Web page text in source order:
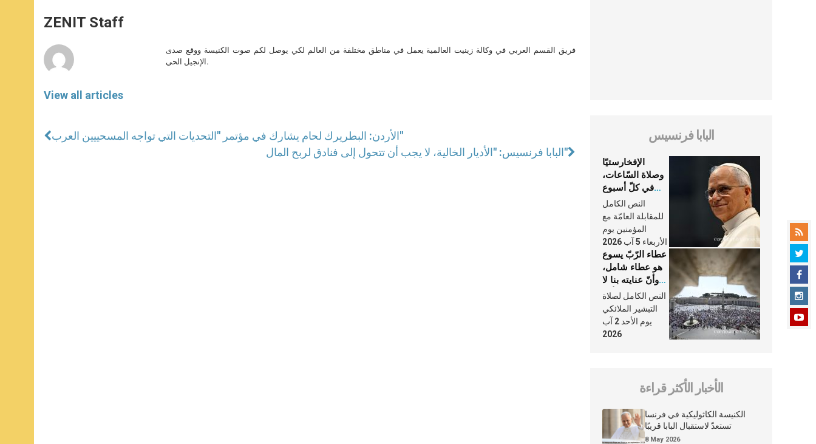
p
p
g
e
o
k
ZENIT Staff
View all articles
فريق القسم العربي في وكالة زينيت العالمية يعمل في مناطق مختلفة من العالم لكي يوصل لكم صوت الكنيسة ووقع صدى
الإنجيل الحي.
الأردن: البطريرك لحام يشارك في مؤتمر "التحديات التي تواجه المسحييين العرب"
البابا فرنسيس: "الأديار الخالية، لا يجب أن تتحول إلى فنادق لربح المال"
البابا فرنسيس
الإفخارستيّا
وصلاة السّاعات،
في كلّ أسبوع
وكلّ يوم، هما
النَّفَس في حياة
الكنيسة
النص الكامل
للمقابلة العامّة مع
المؤمنين يوم
الأربعاء 5 آب 2026
عطاء الرّبّ يسوع
هو عطاء شامل،
وأنّ عنايته بنا لا
تغيب عنّا أبدًا
النص الكامل لصلاة
التبشير الملائكي
يوم الأحد 2 آب
2026
الأخبار الأكثر قراءة
الكنيسة الكاثوليكية في فرنسا
تستعدّ لاستقبال البابا قريبًا
8 May 2026